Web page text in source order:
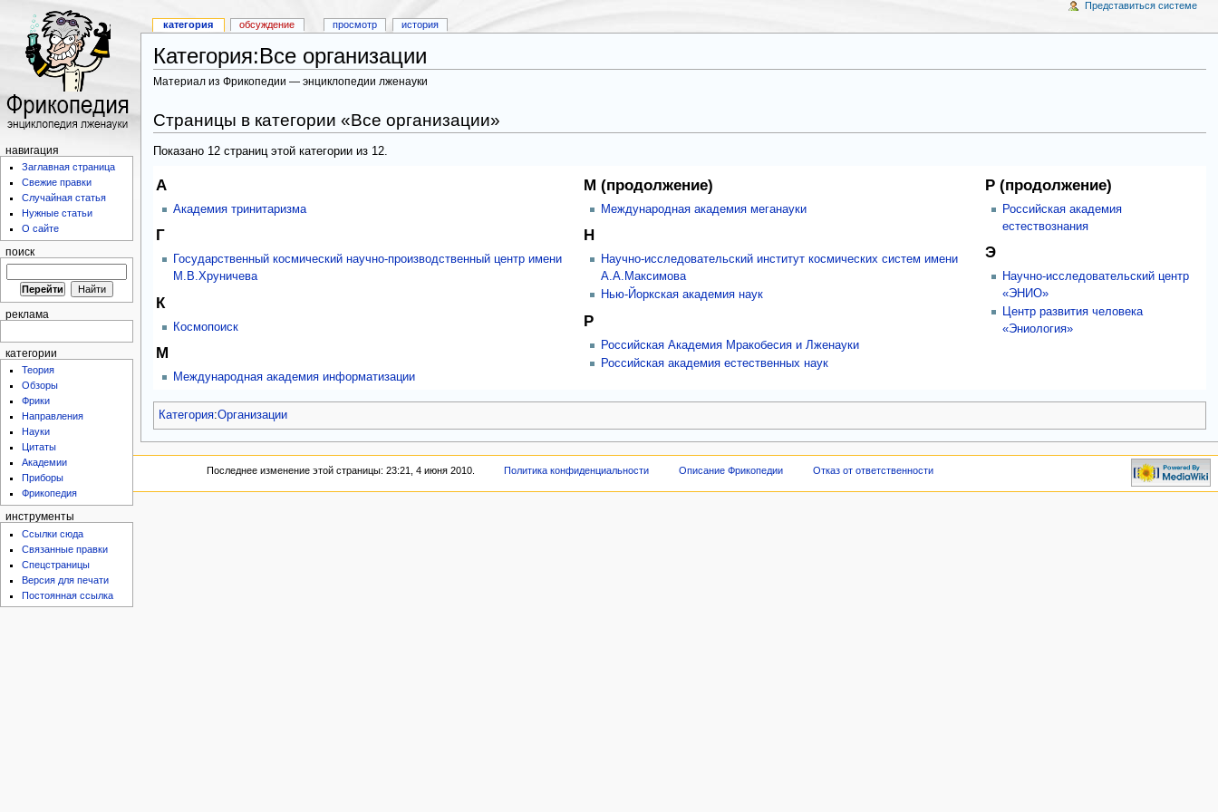
категория обсуждение просмотр история
Представиться системе
навигация
Заглавная страница
Свежие правки
Случайная статья
Нужные статьи
О сайте
поиск
реклама
категории
Теория
Обзоры
Фрики
Направления
Науки
Цитаты
Академии
Приборы
Фрикопедия
инструменты
Ссылки сюда
Связанные правки
Спецстраницы
Версия для печати
Постоянная ссылка
Категория:Все организации
Материал из Фрикопедии — энциклопедии лженауки
Страницы в категории «Все организации»
Показано 12 страниц этой категории из 12.
А
Академия тринитаризма
Г
Государственный космический научно-производственный центр имени
М.В.Хруничева
К
Космопоиск
М
Международная академия информатизации
М (продолжение)
Международная академия меганауки
Н
Научно-исследовательский институт космических систем имени
А.А.Максимова
Нью-Йоркская академия наук
Р
Российская Академия Мракобесия и Лженауки
Российская академия естественных наук
Р (продолжение)
Российская академия
естествознания
Э
Научно-исследовательский центр
«ЭНИО»
Центр развития человека
«Эниология»
Категория:Организации
Последнее изменение этой страницы: 23:21, 4 июня 2010. Политика конфиденциальности Описание Фрикопедии Отказ от ответственности